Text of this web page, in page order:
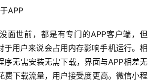
APP
面世前，都是有专门的APP客户端，但
于用户来说会占用内存影响手机运行。相
序无需安装无需下载，界面与APP相差无
费下载流量，用户接受度更高。微信小程